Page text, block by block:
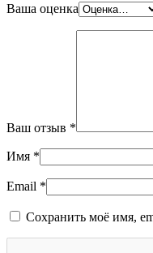
Ваша оценка
Ваш отзыв *
Имя *
Email *
Сохранить моё имя,